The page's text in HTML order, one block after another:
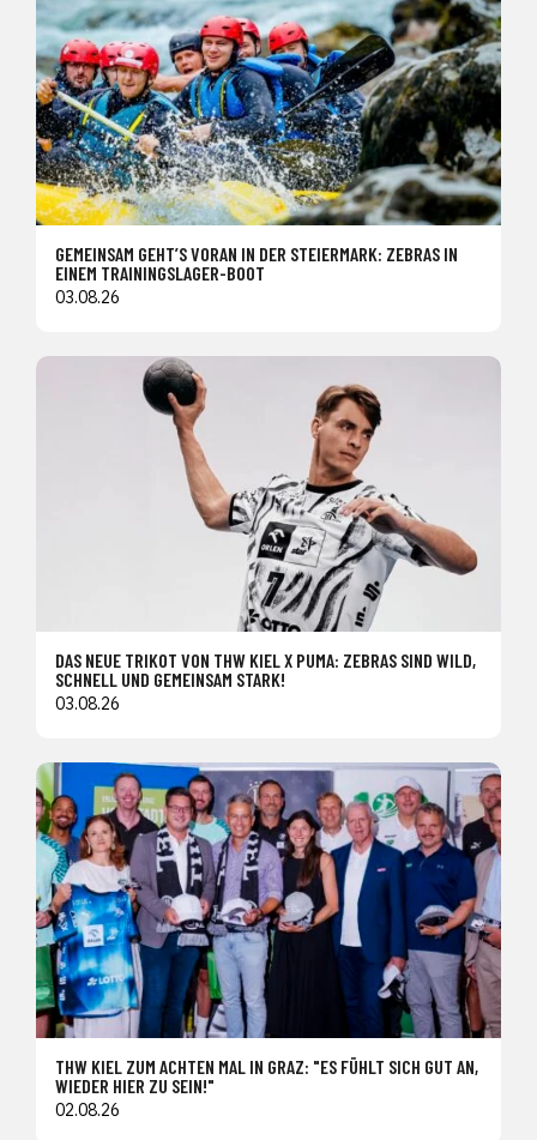
GEMEINSAM GEHT’S VORAN IN DER STEIERMARK: ZEBRAS IN
EINEM TRAININGSLAGER-BOOT
03.08.26
DAS NEUE TRIKOT VON THW KIEL X PUMA: ZEBRAS SIND WILD,
SCHNELL UND GEMEINSAM STARK!
03.08.26
THW KIEL ZUM ACHTEN MAL IN GRAZ: "ES FÜHLT SICH GUT AN,
WIEDER HIER ZU SEIN!"
02.08.26